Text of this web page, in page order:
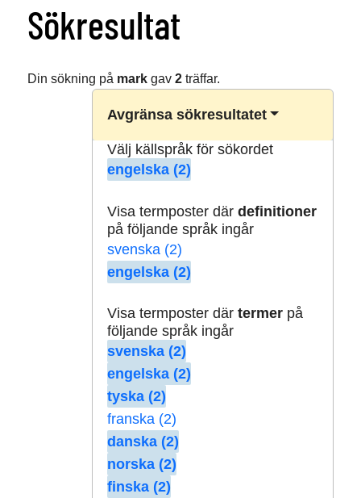
Sökresultat
Din sökning på markgav 2träffar.
Avgränsa sökresultatet
Välj källspråk för sökordet
engelska (2)
Visa termposter där definitioner
på följande språk ingår
svenska (2)
engelska (2)
Visa termposter där termerpå
följande språk ingår
svenska (2)
engelska (2)
tyska (2)
franska (2)
danska (2)
norska (2)
finska (2)